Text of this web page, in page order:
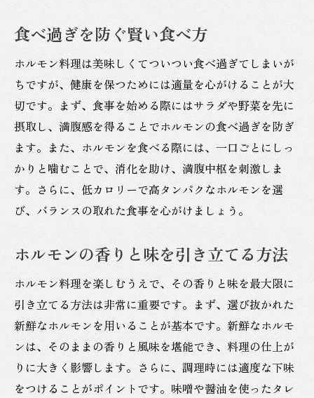
食べ過ぎを防ぐ賢い食べ方
ホルモン料理は美味しくてついつい食べ過ぎてしまいが
ちですが、健康を保つためには適量を心がけることが大
切です。まず、食事を始める際にはサラダや野菜を先に
摂取し、満腹感を得ることでホルモンの食べ過ぎを防ぎ
ます。また、ホルモンを食べる際には、一口ごとにしっ
かりと噛むことで、消化を助け、満腹中枢を刺激しま
す。さらに、低カロリーで高タンパクなホルモンを選
び、バランスの取れた食事を心がけましょう。
ホルモンの香りと味を引き立てる方法
ホルモン料理を楽しむうえで、その香りと味を最大限に
引き立てる方法は非常に重要です。まず、選び抜かれた
新鮮なホルモンを用いることが基本です。新鮮なホルモ
ンは、そのままの香りと風味を堪能でき、料理の仕上が
りに大きく影響します。さらに、調理時には適度な下味
をつけることがポイントです。味噌や醤油を使ったタレ